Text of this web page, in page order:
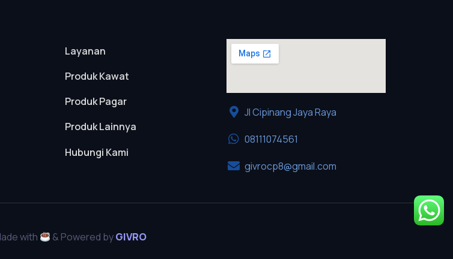
Layanan
Produk Kawat
Produk Pagar
Produk Lainnya
Hubungi Kami
Jl Cipinang Jaya Raya
08111074561
givrocp8@gmail.com
with & Powered byGIVRO